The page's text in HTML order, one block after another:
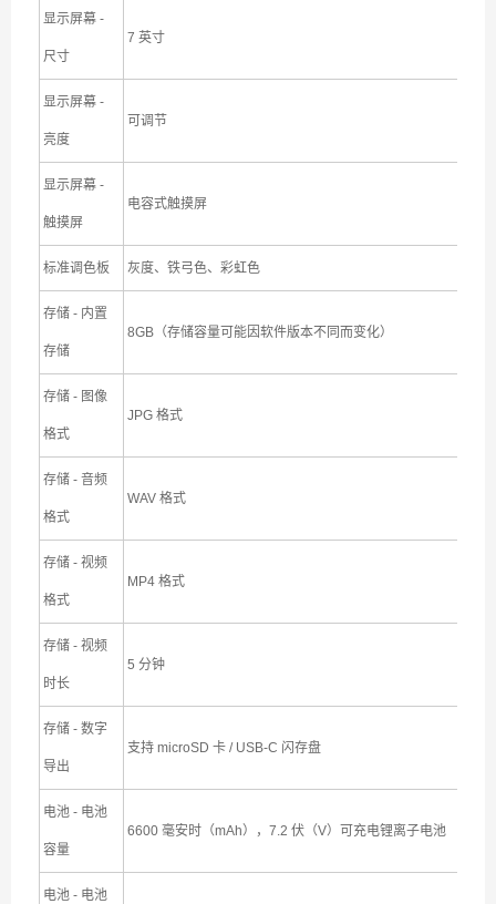
显示屏幕 -
尺寸
7 英寸
显示屏幕 -
亮度
可调节
显示屏幕 -
触摸屏
电容式触摸屏
标准调色板 灰度、铁弓色、彩虹色
存储 - 内置
存储
8GB（存储容量可能因软件版本不同而变化）
存储 - 图像
格式
JPG 格式
存储 - 音频
格式
WAV 格式
存储 - 视频
格式
MP4 格式
存储 - 视频
时长
5 分钟
存储 - 数字
导出
支持 microSD 卡 / USB-C 闪存盘
电池 - 电池
容量
6600 毫安时（mAh），7.2 伏（V）可充电锂离子电池
电池 - 电池